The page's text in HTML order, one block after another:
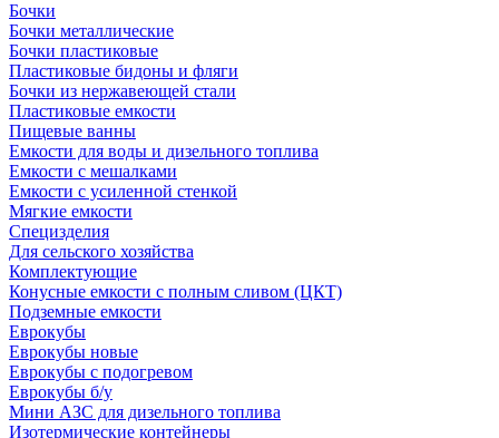
Бочки
Бочки металлические
Бочки пластиковые
Пластиковые бидоны и фляги
Бочки из нержавеющей стали
Пластиковые емкости
Пищевые ванны
Емкости для воды и дизельного топлива
Емкости с мешалками
Емкости с усиленной стенкой
Мягкие емкости
Специзделия
Для сельского хозяйства
Комплектующие
Конусные емкости с полным сливом (ЦКТ)
Подземные емкости
Еврокубы
Еврокубы новые
Еврокубы с подогревом
Еврокубы б/у
Мини АЗС для дизельного топлива
Изотермические контейнеры